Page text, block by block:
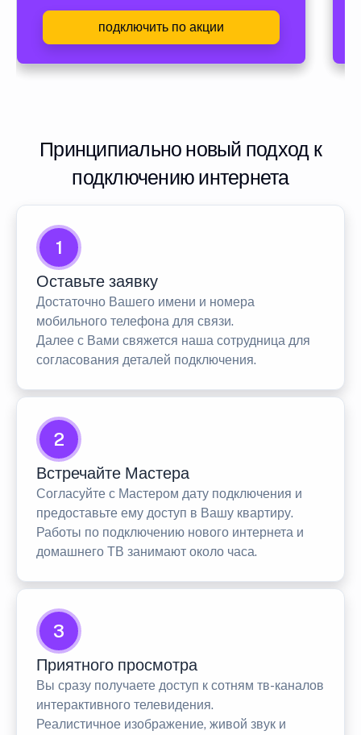
подключить по акции
Принципиально новый подход к
подключению интернета
1
Оставьте заявку
Достаточно Вашего имени и номера
мобильного телефона для связи.
Далее с Вами свяжется наша сотрудница для
согласования деталей подключения.
2
Встречайте Мастера
Согласуйте с Мастером дату подключения и
предоставьте ему доступ в Вашу квартиру.
Работы по подключению нового интернета и
домашнего ТВ занимают около часа.
3
Приятного просмотра
Вы сразу получаете доступ к сотням тв-каналов
интерактивного телевидения.
Реалистичное изображение, живой звук и